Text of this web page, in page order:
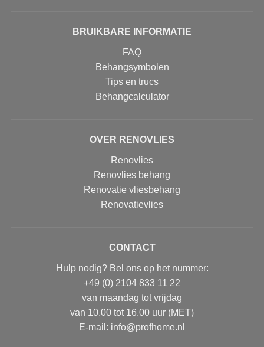
BRUIKBARE INFORMATIE
FAQ
Behangsymbolen
Tips en trucs
Behangcalculator
OVER RENOVLIES
Renovlies
Renovlies behang
Renovatie vliesbehang
Renovatievlies
CONTACT
Hulp nodig? Bel ons op het nummer:
+49 (0) 2104 833 11 22
van maandag tot vrijdag
van 10.00 tot 16.00 uur (MET)
E-mail: info@profhome.nl